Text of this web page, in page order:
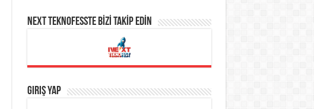
NEXT TEKNOFESSTE BİZİ TAKİP EDİN
Giriş Yap